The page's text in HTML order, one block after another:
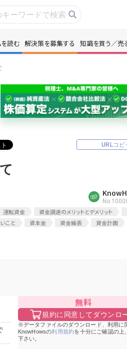
知識を買う／売る
専門家に電話する
資本政策を無料でお試
を読む 解決策を募集する 知識を買う／売
URLコピ
運転資金 資金調達のメリットとデメリット
こと 資本金 資金繰表 資金計画
無料
規約に同意してダウンロ
データファイルのダウンロード、利用に
KnowHowsの利用規約を十分にご確認の上
下さい。